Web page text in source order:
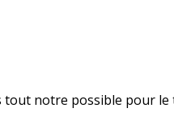
tout notre possible pour